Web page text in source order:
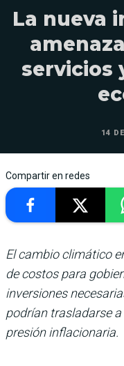
La nueva
servicios
14
Compartir en redes
El cambio climático
de costos para
inversiones
podrían trasladarse
presión inflacionaria.